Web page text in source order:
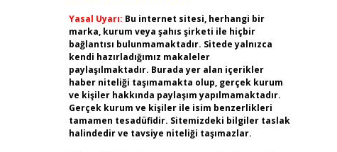
Yasal Uyarı: Bu internet sitesi, herhangi bir
marka, kurum veya şahıs şirketi ile hiçbir
bağlantısı bulunmamaktadır. Sitede yalnızca
kendi hazırladığımız makaleler
paylaşılmaktadır. Burada yer alan içerikler
haber niteliği taşımamakta olup, gerçek kurum
ve kişiler hakkında paylaşım yapılmamaktadır.
Gerçek kurum ve kişiler ile isim benzerlikleri
tamamen tesadüfidir. Sitemizdeki bilgiler taslak
halindedir ve tavsiye niteliği taşımazlar.